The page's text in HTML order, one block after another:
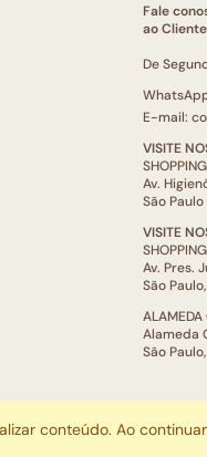
Fale
ao
De
E-mail:
VISITE
Av.
São
VISITE
Av. Pres.
São
ALAMEDA
Alameda
São
DIGITAL LTDA |
conteúdo. Ao